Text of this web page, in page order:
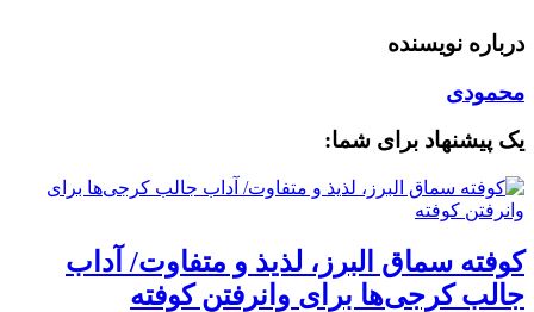
درباره نویسنده
محمودی
یک پیشنهاد برای شما:
کوفته سماق البرز، لذیذ و متفاوت/ آداب
جالب کرجی‌ها برای وانرفتن کوفته